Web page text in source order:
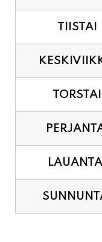
TIISTAI
TORSTAI
LAUANTAI